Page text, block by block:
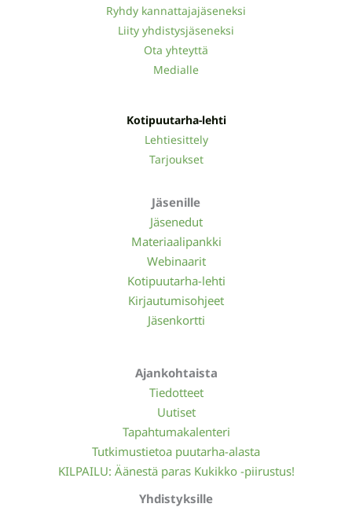
Ryhdy kannattajajäseneksi
Liity yhdistysjäseneksi
Ota yhteyttä
Medialle
Kotipuutarha-lehti
Lehtiesittely
Tarjoukset
Jäsenille
Jäsenedut
Materiaalipankki
Webinaarit
Kotipuutarha-lehti
Kirjautumisohjeet
Jäsenkortti
Ajankohtaista
Tiedotteet
Uutiset
Tapahtumakalenteri
Tutkimustietoa puutarha-alasta
KILPAILU: Äänestä paras Kukikko -piirustus!
Yhdistyksille